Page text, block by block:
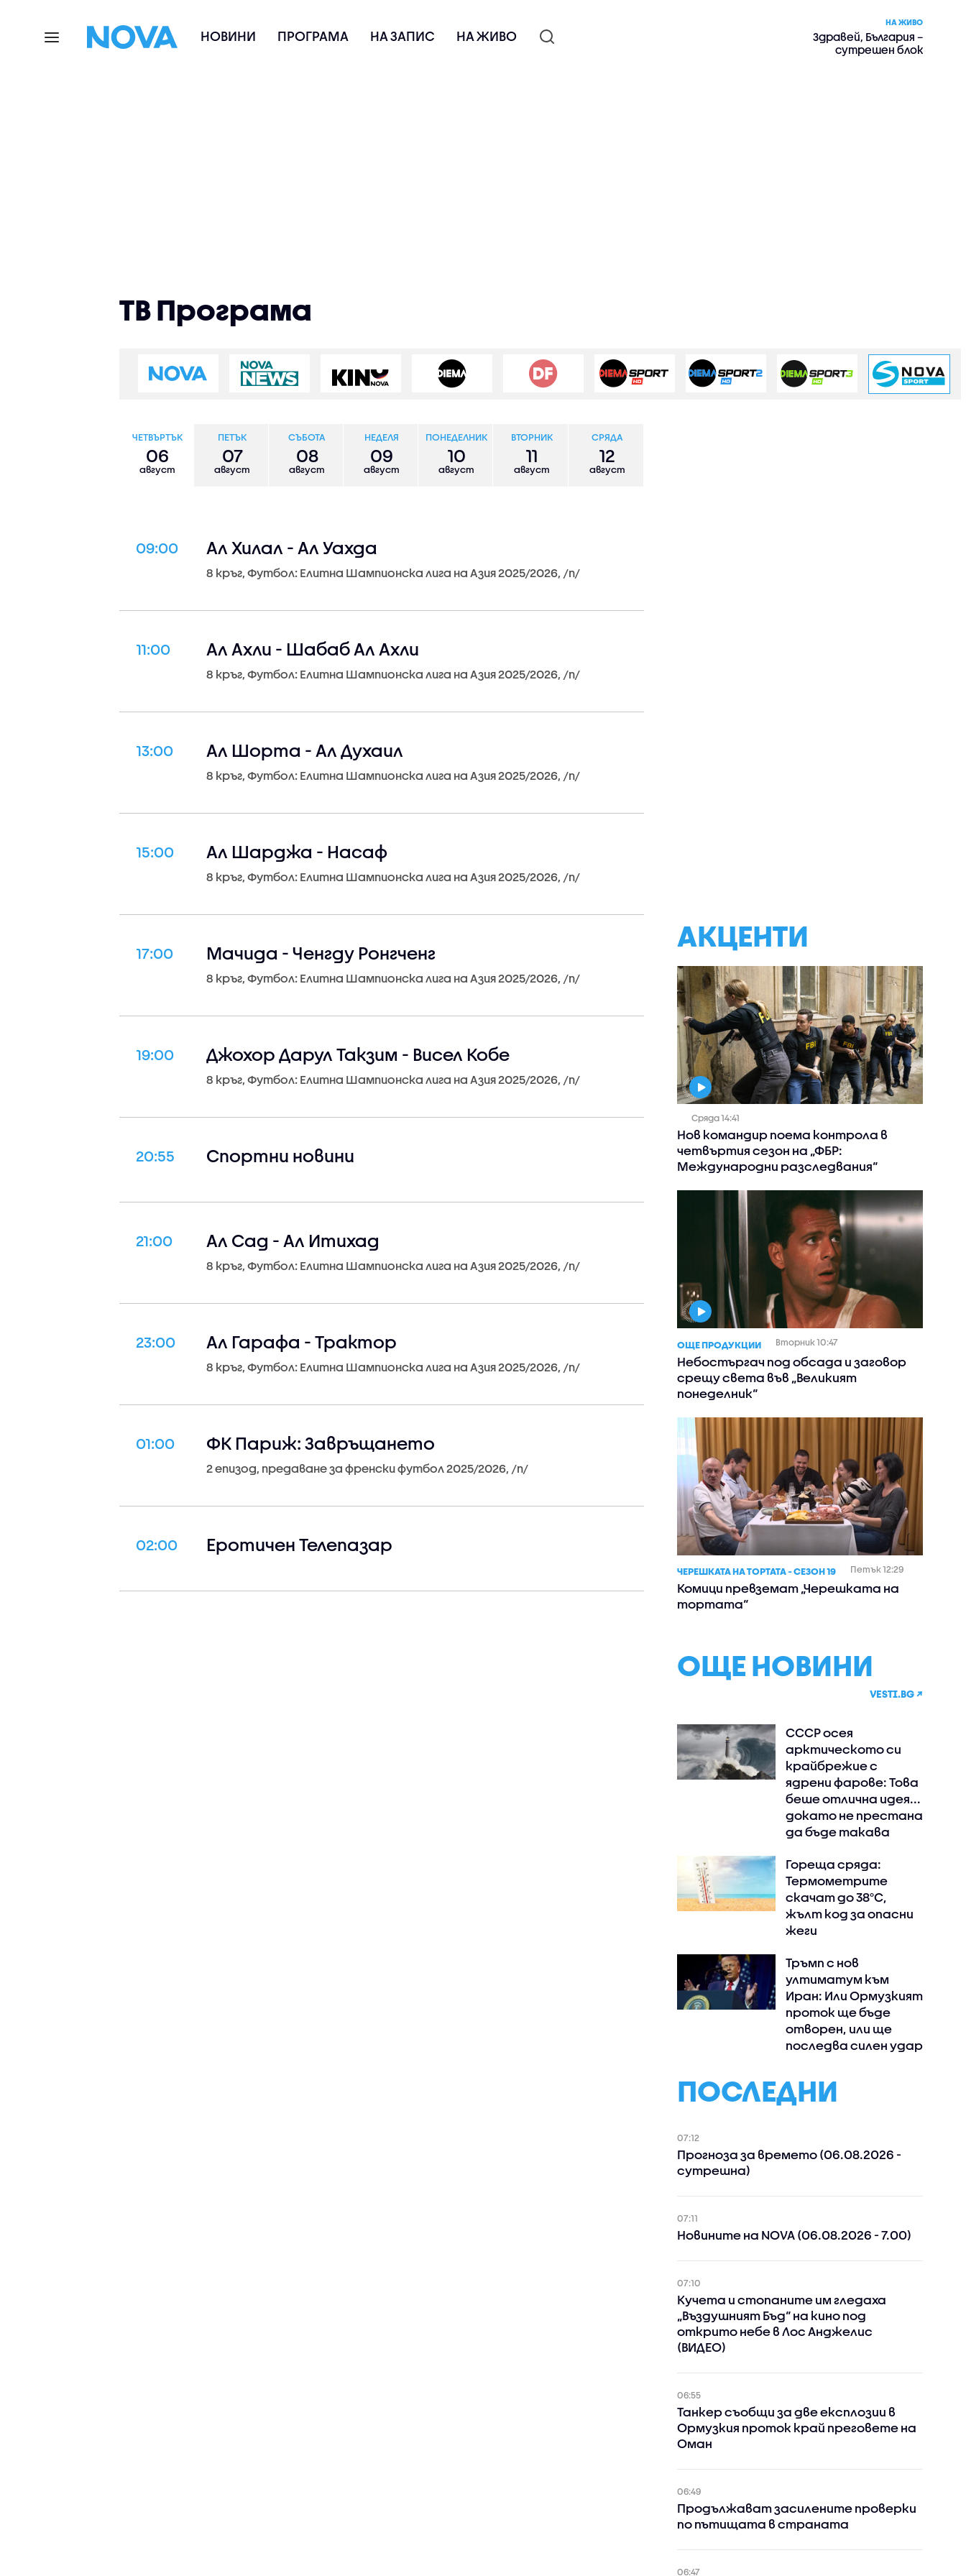
НОВИНИ ПРОГРАМА НА ЗАПИС НА ЖИВО
НА ЖИВО
Здравей, България –
сутрешен блок
ТВ Програма
ЧЕТВЪРТЪК
06
август
ПЕТЪК
07
август
СЪБОТА
08
август
НЕДЕЛЯ
09
август
ПОНЕДЕЛНИК
10
август
ВТОРНИК
11
август
СРЯДА
12
август
09:00 Ал Хилал - Ал Уахда
8 кръг, Футбол: Елитна Шампионска лига на Азия 2025/2026, /n/
11:00 Ал Ахли - Шабаб Ал Ахли
8 кръг, Футбол: Елитна Шампионска лига на Азия 2025/2026, /n/
13:00 Ал Шорта - Ал Духаил
8 кръг, Футбол: Елитна Шампионска лига на Азия 2025/2026, /n/
15:00 Ал Шарджа - Насаф
8 кръг, Футбол: Елитна Шампионска лига на Азия 2025/2026, /n/
17:00 Мачида - Ченгду Ронгченг
8 кръг, Футбол: Елитна Шампионска лига на Азия 2025/2026, /n/
19:00 Джохор Дарул Такзим - Висел Кобе
8 кръг, Футбол: Елитна Шампионска лига на Азия 2025/2026, /n/
20:55 Спортни новини
21:00 Ал Сад - Ал Итихад
8 кръг, Футбол: Елитна Шампионска лига на Азия 2025/2026, /n/
23:00 Ал Гарафа - Трактор
8 кръг, Футбол: Елитна Шампионска лига на Азия 2025/2026, /n/
01:00 ФК Париж: Завръщането
2 епизод, предаване за френски футбол 2025/2026, /n/
02:00 Еротичен Телепазар
АКЦЕНТИ
Сряда 14:41
Нов командир поема контрола в
четвъртия сезон на „ФБР:
Международни разследвания“
ОЩЕ ПРОДУКЦИИ Вторник 10:47
Небостъргач под обсада и заговор
срещу света във „Великият
понеделник“
ЧЕРЕШКАТА НА ТОРТАТА - СЕЗОН 19 Петък 12:29
Комици превземат „Черешката на
тортата“
ОЩЕ НОВИНИ
VESTI.BG ↗
СССР осея
арктическото си
крайбрежие с
ядрени фарове: Това
беше отлична идея...
докато не престана
да бъде такава
Гореща сряда:
Термометрите
скачат до 38°C,
жълт код за опасни
жеги
Тръмп с нов
ултиматум към
Иран: Или Ормузкият
проток ще бъде
отворен, или ще
последва силен удар
ПОСЛЕДНИ
07:12
Прогноза за времето (06.08.2026 -
сутрешна)
07:11
Новините на NOVA (06.08.2026 - 7.00)
07:10
Кучета и стопаните им гледаха
„Въздушният Бъд“ на кино под
открито небе в Лос Анджелис
(ВИДЕО)
06:55
Танкер съобщи за две експлозии в
Ормузкия проток край преговете на
Оман
06:49
Продължават засилените проверки
по пътищата в страната
06:47